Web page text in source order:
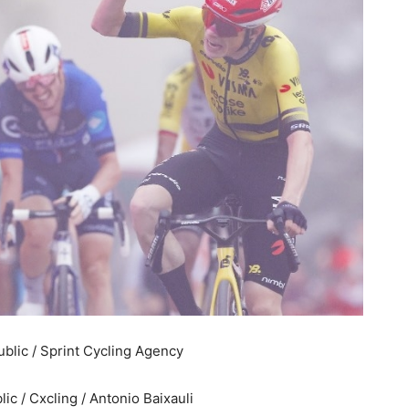
/ Sprint Cycling Agency
/ Cxcling / Antonio Baixauli